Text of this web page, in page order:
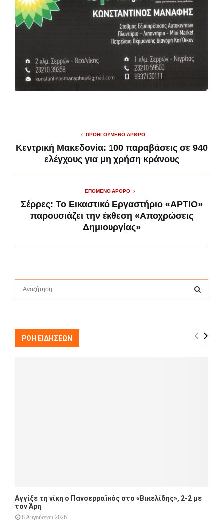
ΠΡΟΗΓΟΎΜΕΝΟ ΆΡΘΡΟ
Κεντρική Μακεδονία: 100 παραβάσεις σε 940
ελέγχους για μη χρήση κράνους
ΕΠΌΜΕΝΟ ΆΡΘΡΟ
Σέρρες: Το Εικαστικό Εργαστήριο «ΑΡΤΙΟ»
παρουσιάζει την έκθεση «Αποχρώσεις
Δημιουργίας»
f
A
ΡΟΗ ΕΙΔΗΣΕΩΝ
Αγγίξε τη νίκη ο Πανσερραϊκός στο «Βικελίδης», 2-2 με
τον Άρη
8 Αυγούστου 2026